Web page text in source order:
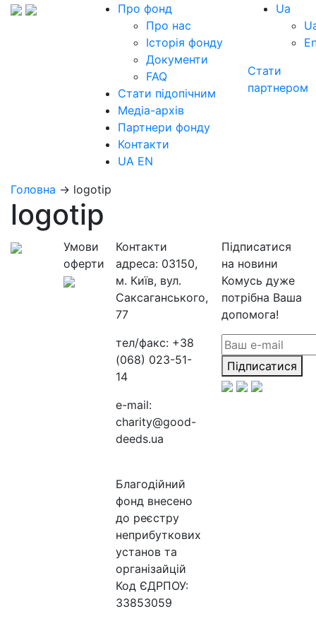
Про фонд
Про нас
Історія фонду
Документи
FAQ
Стати підопічним
Медіа-архів
Партнери фонду
Контакти
UA EN
Ua
Стати
партнером
Головна → logotip
logotip
Умови
оферти
Контакти
адреса: 03150,
м. Київ, вул.
Саксаганського,
77
тел/факс: +38
(068) 023-51-
14
e-mail:
charity@good-
deeds.ua
Благодійний
фонд внесено
до реєстру
неприбуткових
установ та
організайцій
Код ЄДРПОУ:
33853059
Підписатися
на новини
Комусь дуже
потрібна Ваша
допомога!
Підписатися